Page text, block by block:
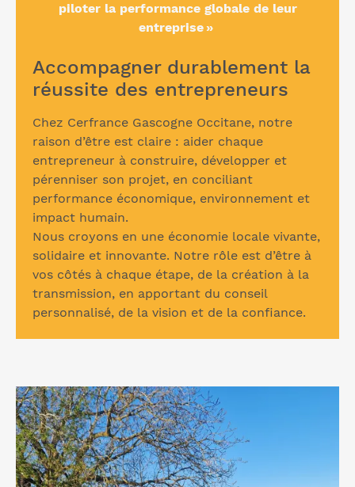
piloter la performance globale de leur
entreprise »
Accompagner durablement la
réussite des entrepreneurs
Chez Cerfrance Gascogne Occitane, notre
raison d’être est claire : aider chaque
entrepreneur à construire, développer et
pérenniser son projet, en conciliant
performance économique, environnement et
impact humain.
Nous croyons en une économie locale vivante,
solidaire et innovante. Notre rôle est d’être à
vos côtés à chaque étape, de la création à la
transmission, en apportant du conseil
personnalisé, de la vision et de la confiance.